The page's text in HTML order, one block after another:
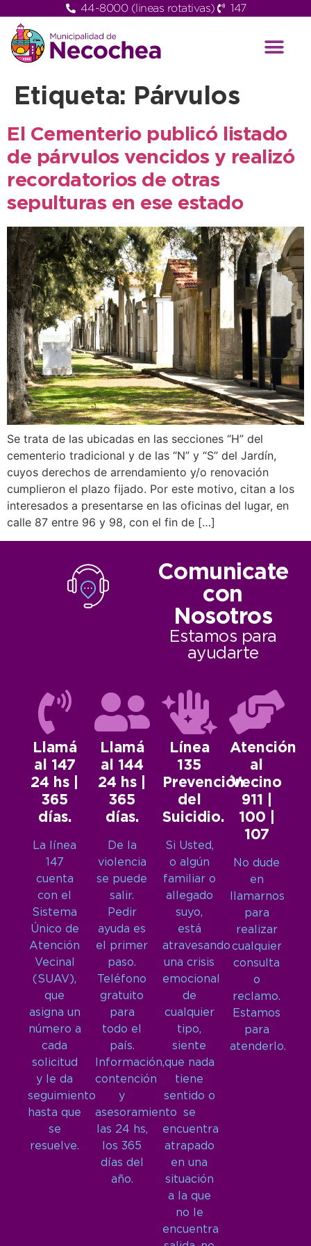
44-8000 (lineas rotativas) 147
Etiqueta: Párvulos
El Cementerio publicó listado
de párvulos vencidos y realizó
recordatorios de otras
sepulturas en ese estado
Se trata de las ubicadas en las secciones “H” del
cementerio tradicional y de las “N” y “S” del Jardín,
cuyos derechos de arrendamiento y/o renovación
cumplieron el plazo fijado. Por este motivo, citan a los
interesados a presentarse en las oficinas del lugar, en
calle 87 entre 96 y 98, con el fin de […]
Comunicate
con
Nosotros
Estamos para
ayudarte
Llamá
al 147
24 hs |
365
días.
La línea
147
cuenta
con el
Sistema
Único de
Atención
Vecinal
(SUAV),
que
asigna un
número a
cada
solicitud
y le da
seguimiento
hasta que
se
resuelve.
Llamá
al 144
24 hs |
365
días.
De la
violencia
se puede
salir.
Pedir
ayuda es
el primer
paso.
Teléfono
gratuito
para
todo el
país.
Información,
contención
y
asesoramiento
las 24 hs,
los 365
días del
año.
Línea
135
Prevención
del
Suicidio.
Si Usted,
o algún
familiar o
allegado
suyo,
está
atravesando
una crisis
emocional
de
cualquier
tipo,
siente
que nada
tiene
sentido o
se
encuentra
atrapado
en una
situación
a la que
no le
encuentra
Atención
al
Vecino
911 |
100 |
107
No dude
en
llamarnos
para
realizar
cualquier
consulta
o
reclamo.
Estamos
para
atenderlo.